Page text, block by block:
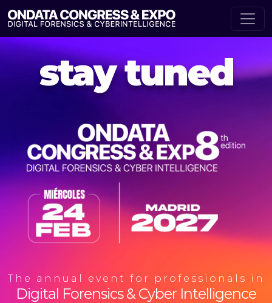
stay tuned
The annual event for professionals in
Digital Forensics & Cyber Intelligence